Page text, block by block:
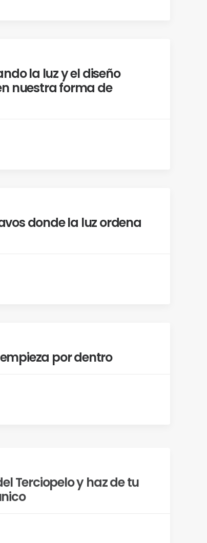
la luz y el diseño
nuestra forma de
donde la luz ordena
por dentro
Terciopelo y haz de tu